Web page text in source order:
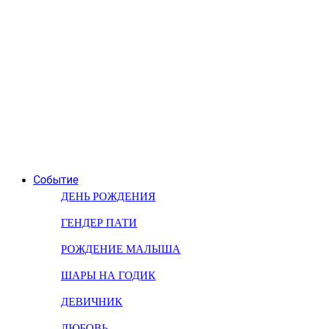
Событие
ДЕНЬ РОЖДЕНИЯ
ГЕНДЕР ПАТИ
РОЖДЕНИЕ МАЛЫША
ШАРЫ НА ГОДИК
ДЕВИЧНИК